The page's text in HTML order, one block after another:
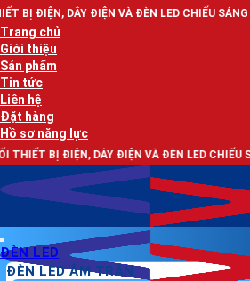
Bỏ
qua
nội
dung
VÀ ĐÈN LED CHIẾU SÁNG
Trang chủ
Giới thiệu
Sản phẩm
Tin tức
Liên hệ
Đặt hàng
Hồ sơ năng lực
ĐIỆN VÀ ĐÈN LED CHIẾU SÁNG
ĐÈN LED
ĐÈN LED ÂM TRẦN